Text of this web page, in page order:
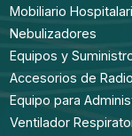
Mobiliario
Nebulizadores
Equipos y
Accesorios de
Equipo para
Ventilador